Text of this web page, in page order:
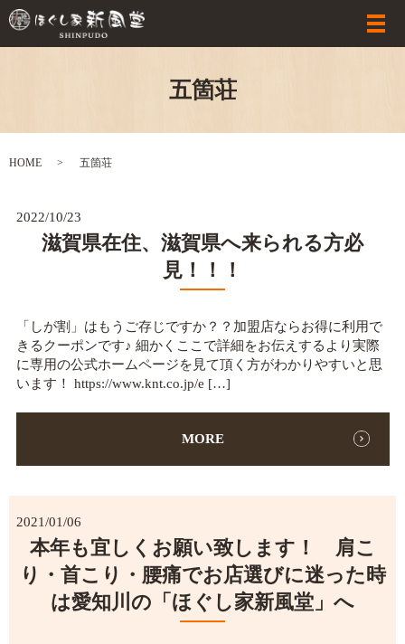
五箇荘
HOME 五箇荘
2022/10/23
滋賀県在住、滋賀県へ来られる方必
見！！！
「しが割」はもうご存じですか？？加盟店ならお得に利用で
きるクーポンです♪ 細かくここで詳細をお伝えするより実際
に専用の公式ホームページを見て頂く方がわかりやすいと思
います！ https://www.knt.co.jp/e […]
MORE
2021/01/06
本年も宜しくお願い致します！ 肩こ
り・首こり・腰痛でお店選びに迷った時
は愛知川の「ほぐし家新風堂」へ